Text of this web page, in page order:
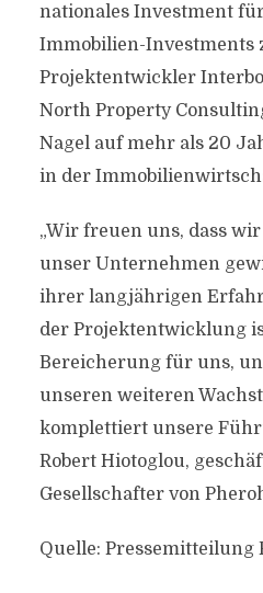
nationales Investment
Immobilien-Investments
Projektentwickler
North Property
Nagel auf mehr als 20
in der
„Wir freuen uns, dass
unser Unternehmen
ihrer langjährigen
der Projektentwicklung
Bereicherung für uns,
unseren weiteren
komplettiert unsere
Robert Hiotoglou,
Gesellschafter von
Quelle: Pressemitteilung